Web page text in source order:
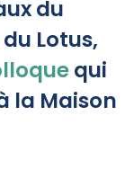
du
Lotus,
qui
la Maison